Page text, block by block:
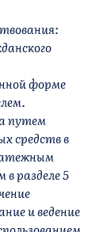
форме
путем
средств в
разделе 5
и ведение